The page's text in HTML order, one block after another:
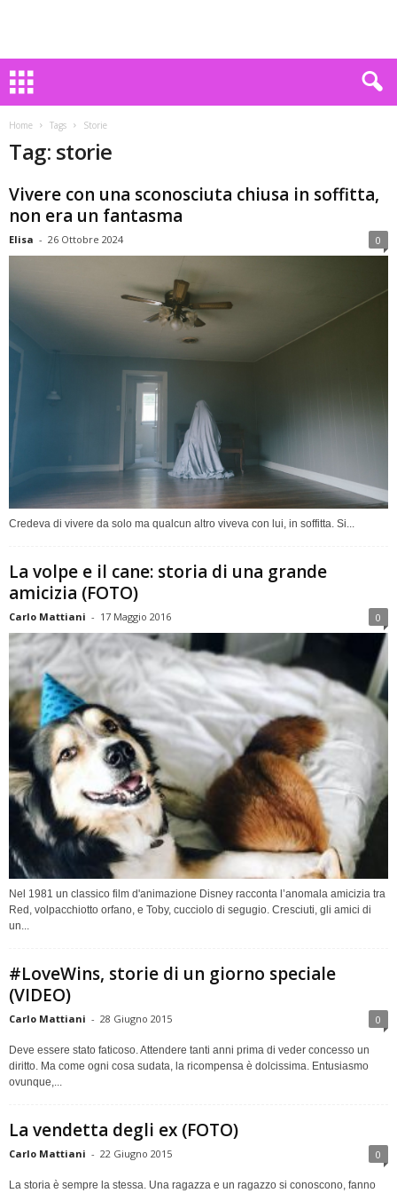
Home Tags Storie
Tag: storie
Vivere con una sconosciuta chiusa in soffitta,
non era un fantasma
Elisa - 26 Ottobre 2024 0
Credeva di vivere da solo ma qualcun altro viveva con lui, in soffitta. Si...
La volpe e il cane: storia di una grande
amicizia (FOTO)
Carlo Mattiani - 17 Maggio 2016 0
Nel 1981 un classico film d'animazione Disney racconta l’anomala amicizia tra
Red, volpacchiotto orfano, e Toby, cucciolo di segugio. Cresciuti, gli amici di
un...
#LoveWins, storie di un giorno speciale
(VIDEO)
Carlo Mattiani - 28 Giugno 2015 0
Deve essere stato faticoso. Attendere tanti anni prima di veder concesso un
diritto. Ma come ogni cosa sudata, la ricompensa è dolcissima. Entusiasmo
ovunque,...
La vendetta degli ex (FOTO)
Carlo Mattiani - 22 Giugno 2015 0
La storia è sempre la stessa. Una ragazza e un ragazzo si conoscono, fanno